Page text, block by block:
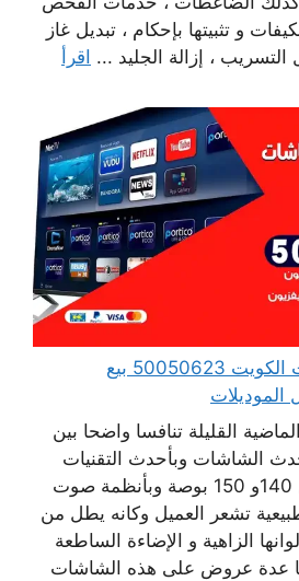
و تثبيتها بإحكام ، تبديل غاز
، إزالة الجليد ... اقرأ
بيع تلفزيونات شاشات الكويت 50050623 بيع
القليلة تنافسا واضحا بين
الشاشات وبأحدث التقنيات
وبأحجام متنوعة تصل 140و 150 بوصة وبأنظمة صوت
تشعر العميل وكانه يطل من
الزاهية و الإضاءة الساطعة
عدة عروض على هذه الشاشات